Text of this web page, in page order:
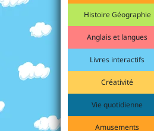
Histoire Géographie
Anglais et langues
Livres interactifs
Créativité
Vie quotidienne
Amusements